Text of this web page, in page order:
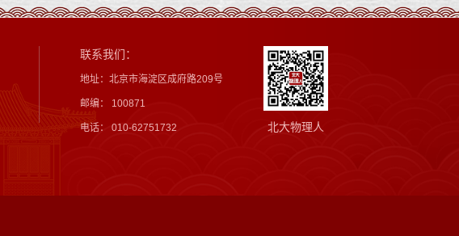
联系我们：
地址：北京市海淀区成府路209号
邮编： 100871
电话： 010-62751732 北大物理人